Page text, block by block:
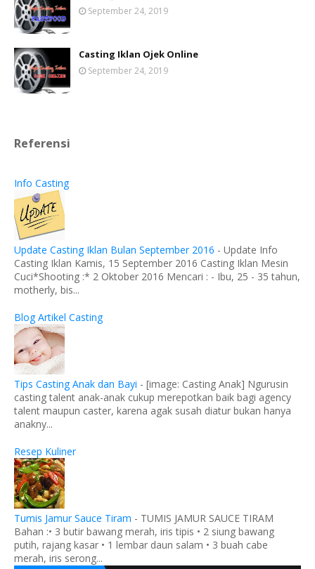
September 24, 2019
Casting Iklan Ojek Online
September 24, 2019
Referensi
Info Casting
Update Casting Iklan Bulan September 2016 - Update Info
Casting Iklan Kamis, 15 September 2016 Casting Iklan Mesin
Cuci*Shooting :* 2 Oktober 2016 Mencari : - Ibu, 25 - 35 tahun,
motherly, bis...
Blog Artikel Casting
Tips Casting Anak dan Bayi - [image: Casting Anak] Ngurusin
casting talent anak-anak cukup merepotkan baik bagi agency
talent maupun caster, karena agak susah diatur bukan hanya
anakny...
Resep Kuliner
Tumis Jamur Sauce Tiram - TUMIS JAMUR SAUCE TIRAM
Bahan :• 3 butir bawang merah, iris tipis • 2 siung bawang
putih, rajang kasar • 1 lembar daun salam • 3 buah cabe
merah, iris serong...